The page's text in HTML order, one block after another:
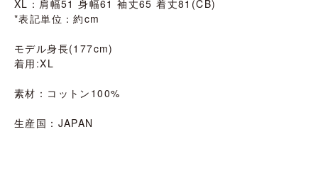
XL：肩幅51 身幅61 袖丈65 着丈81(CB)
*表記単位：約cm
モデル身長(177cm)
着用:XL
素材：コットン100%
生産国：JAPAN